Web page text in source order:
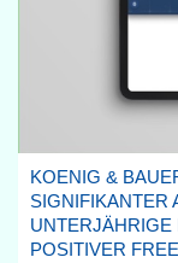
KOENIG &
SIGNIFIKANTER
POSITIVER